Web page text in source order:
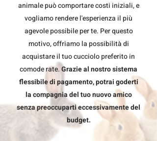
animale può comportare costi iniziali, e
vogliamo rendere l'esperienza il più
agevole possibile per te. Per questo
motivo, offriamo la possibilità di
acquistare il tuo cucciolo preferito in
comode rate.Grazie al nostro sistema
flessibile di pagamento, potrai goderti
la compagnia del tuo nuovo amico
senza preoccuparti eccessivamente del
budget.